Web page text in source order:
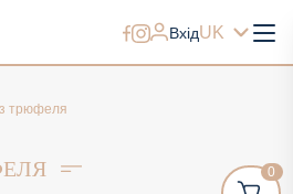
ВхідUK
трюфеля
0